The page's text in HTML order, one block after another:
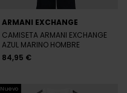
ARMANI EXCHANGE
CAMISETA ARMANI EXCHANGE
AZUL MARINO HOMBRE
84,95 €
Nuevo